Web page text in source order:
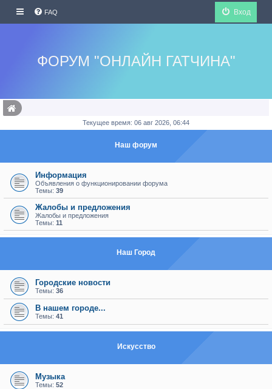
FAQ Вход
ФОРУМ "ОНЛАЙН ГАТЧИНА"
Текущее время: 06 авг 2026, 06:44
Наш форум
Информация
Объявления о функционировании форума
Темы: 39
Жалобы и предложения
Жалобы и предложения
Темы: 11
Наш Город
Городские новости
Темы: 36
В нашем городе...
Темы: 41
Искуcство
Музыка
Темы: 52